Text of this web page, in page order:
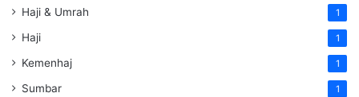
Haji & Umrah 1
Haji 1
Kemenhaj 1
Sumbar 1